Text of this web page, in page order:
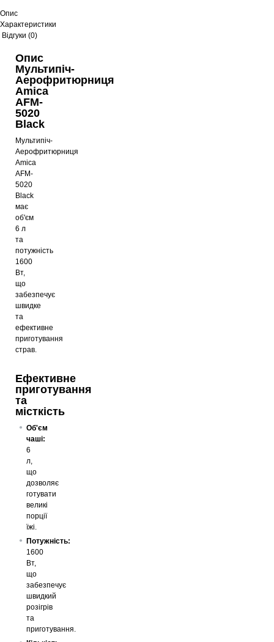
Опис
Характеристики
Відгуки (0)
Опис
Мультипіч-
Аерофритюрниця
Amica
AFM-
5020
Black
Мультипіч-
Аерофритюрниця
Amica
AFM-
5020
Black
має
об'єм
6 л
та
потужність
1600
Вт,
що
забезпечує
швидке
та
ефективне
приготування
страв.
Ефективне
приготування
та
місткість
Об'єм
чаші:
6
л,
що
дозволяє
готувати
великі
порції
їжі.
Потужність:
1600
Вт,
що
забезпечує
швидкий
розігрів
та
приготування.